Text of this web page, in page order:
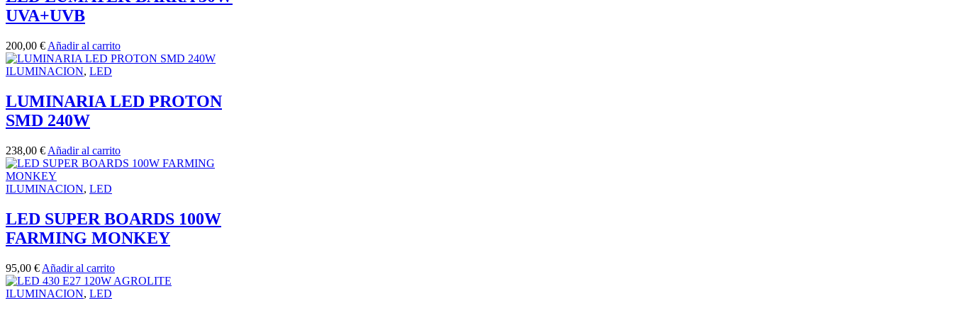
UVA+UVB
200,00 € Añadir al carrito
ILUMINACION, LED
LUMINARIA LED PROTON
SMD 240W
238,00 € Añadir al carrito
ILUMINACION, LED
LED SUPER BOARDS 100W
FARMING MONKEY
95,00 € Añadir al carrito
ILUMINACION, LED